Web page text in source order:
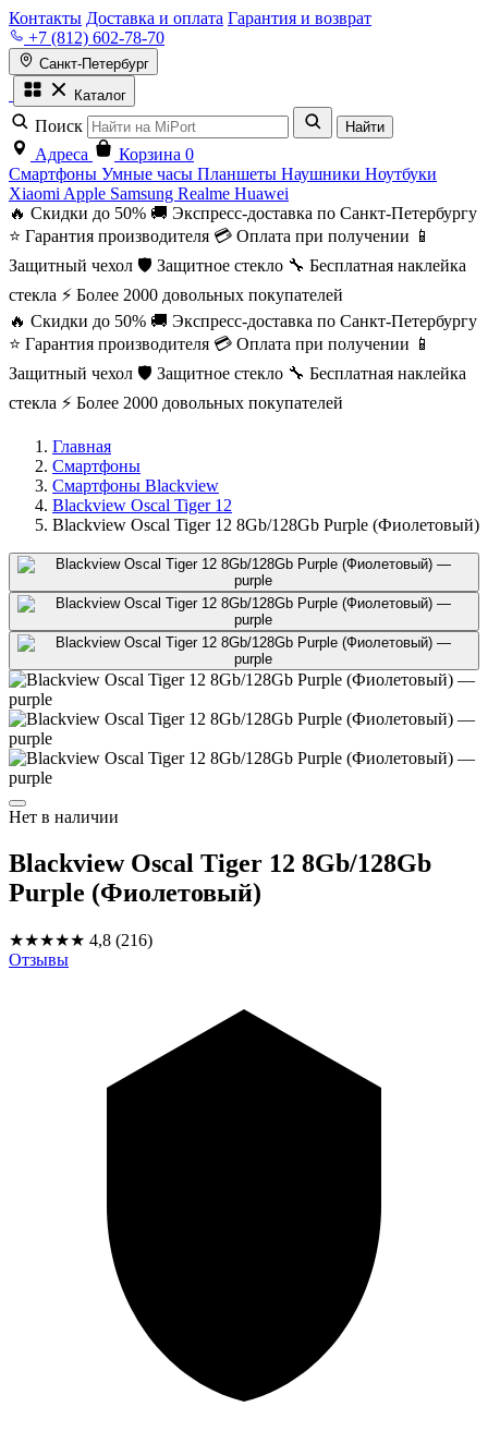
Контакты Доставка и оплата Гарантия и возврат
+7 (812) 602-78-70
Санкт-Петербург
Каталог
Поиск Найти
Адреса Корзина 0
Смартфоны Умные часы Планшеты Наушники Ноутбуки
Xiaomi Apple Samsung Realme Huawei
🔥 Скидки до 50% 🚚 Экспресс-доставка по Санкт-Петербургу
⭐ Гарантия производителя 💳 Оплата при получении 📱
Защитный чехол 🛡️ Защитное стекло 🔧 Бесплатная наклейка
стекла ⚡ Более 2000 довольных покупателей
🔥 Скидки до 50% 🚚 Экспресс-доставка по Санкт-Петербургу
⭐ Гарантия производителя 💳 Оплата при получении 📱
Защитный чехол 🛡️ Защитное стекло 🔧 Бесплатная наклейка
стекла ⚡ Более 2000 довольных покупателей
Главная
Смартфоны
Смартфоны Blackview
Blackview Oscal Tiger 12
Blackview Oscal Tiger 12 8Gb/128Gb Purple (Фиолетовый)
Нет в наличии
Blackview Oscal Tiger 12 8Gb/128Gb
Purple (Фиолетовый)
★★★★★ 4,8 (216)
Отзывы